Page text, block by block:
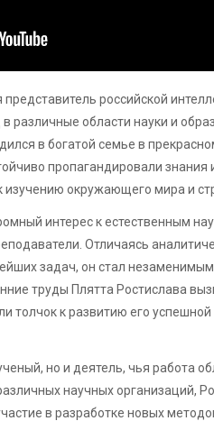
российской
различные области науки и
в богатой семье в
пропагандировали знания
изучению окружающего мира и
интерес к естественным
Отличаясь
задач, он стал
труды Плятта Ростислава
толчок к развитию его
но и деятель, чья работа
научных организаций,
в разработке новых